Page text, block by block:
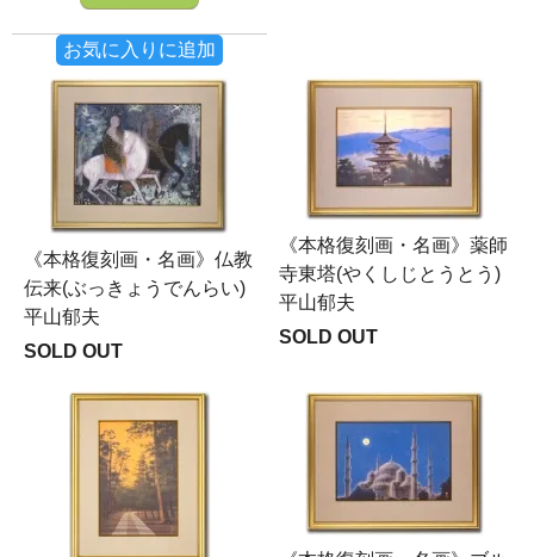
お気に入りに追加
《本格復刻画・名画》仏教
伝来(ぶっきょうでんらい)
平山郁夫
SOLD OUT
《本格復刻画・名画》薬師
寺東塔(やくしじとうとう)
平山郁夫
SOLD OUT